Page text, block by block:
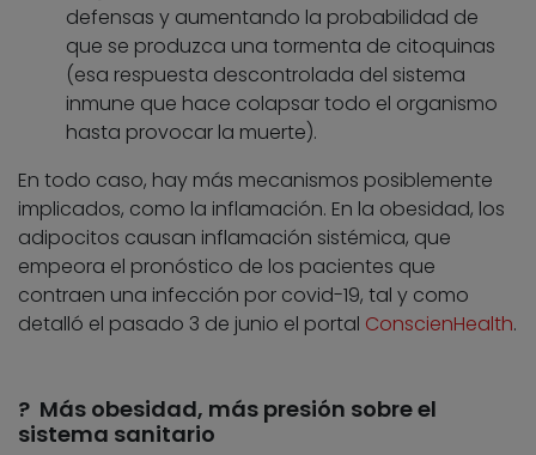
defensas y aumentando la probabilidad de
que se produzca una tormenta de citoquinas
(esa respuesta descontrolada del sistema
inmune que hace colapsar todo el organismo
hasta provocar la muerte).
En todo caso, hay más mecanismos posiblemente
implicados, como la inflamación. En la obesidad, los
adipocitos causan inflamación sistémica, que
empeora el pronóstico de los pacientes que
contraen una infección por covid-19, tal y como
detalló el pasado 3 de junio el portal ConscienHealth.
? Más obesidad, más presión sobre el
sistema sanitario